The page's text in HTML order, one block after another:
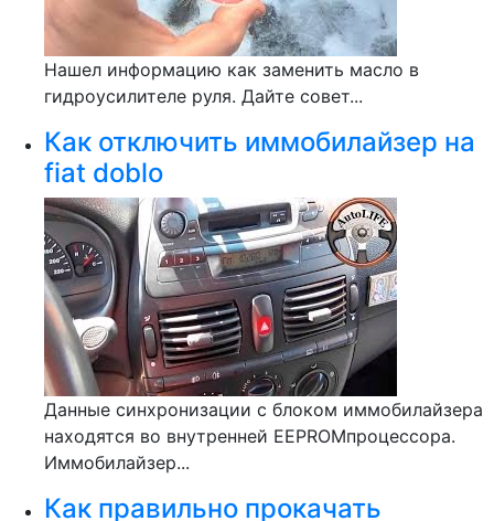
Нашел информацию как заменить масло в
гидроусилителе руля. Дайте совет...
Как отключить иммобилайзер на
fiat doblo
Данные синхронизации с блоком иммобилайзера
находятся во внутренней EEPROMпроцессора.
Иммобилайзер...
Как правильно прокачать